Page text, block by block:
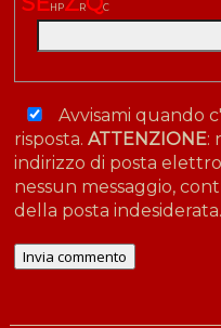
H P R C
Avvisami quando
risposta.ATTENZIONE:
indirizzo di posta
nessun messaggio,
della posta indesiderata.